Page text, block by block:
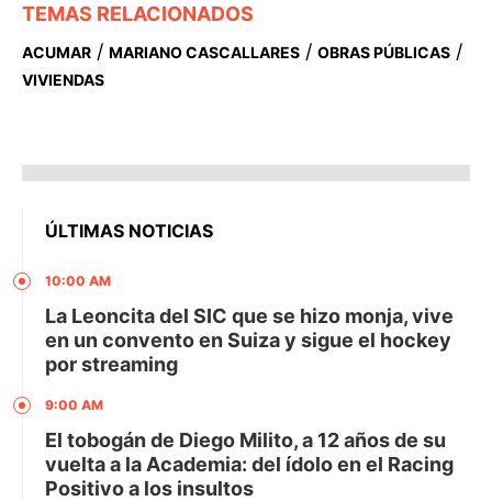
TEMAS RELACIONADOS
ACUMAR / MARIANO CASCALLARES / OBRAS PÚBLICAS /
VIVIENDAS
ÚLTIMAS NOTICIAS
10:00 AM
La Leoncita del SIC que se hizo monja, vive
en un convento en Suiza y sigue el hockey
por streaming
9:00 AM
El tobogán de Diego Milito, a 12 años de su
vuelta a la Academia: del ídolo en el Racing
Positivo a los insultos